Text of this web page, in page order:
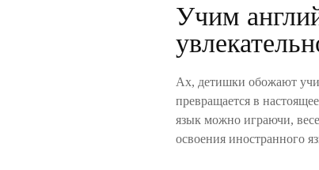
Учим
Ах, детишки обожают
превращается в
язык можно играючи,
освоения иностранного